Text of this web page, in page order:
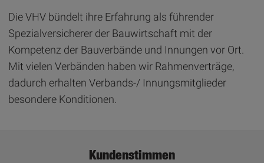
Die VHV bündelt ihre Erfahrung als führender
Spezialversicherer der Bauwirtschaft mit der
Kompetenz der Bauverbände und Innungen vor Ort.
Mit vielen Verbänden haben wir Rahmenverträge,
dadurch erhalten Verbands-/ Innungsmitglieder
besondere Konditionen.
Kundenstimmen